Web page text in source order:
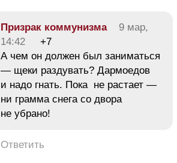
Призрак коммунизма
9 мар,
14:42
+7
А чем он должен был заниматься
— щеки раздувать? Дармоедов
и надо гнать. Пока не растает —
ни грамма снега со двора
не убрано!
Ответить